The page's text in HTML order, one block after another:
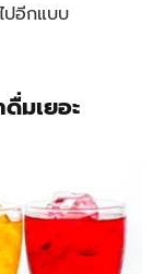
ปอีกแบบ
มเยอะ